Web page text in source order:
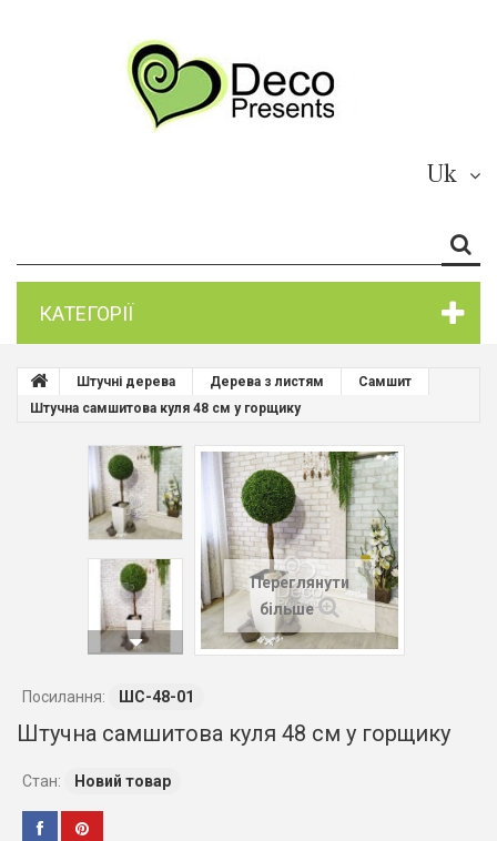
Uk
КАТЕГОРІЇ
Штучні дерева Дерева з листям
Самшит
Штучна самшитова куля 48 см у горщику
Переглянути
більше
Посилання: ШС-48-01
Штучна самшитова куля 48 см у горщику
Стан: Новий товар